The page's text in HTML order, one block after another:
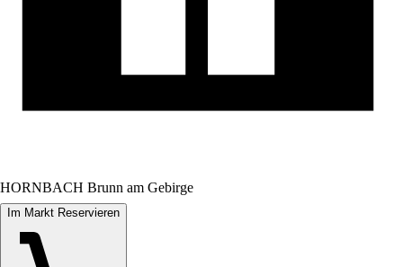
HORNBACH Brunn am Gebirge
Im Markt Reservieren